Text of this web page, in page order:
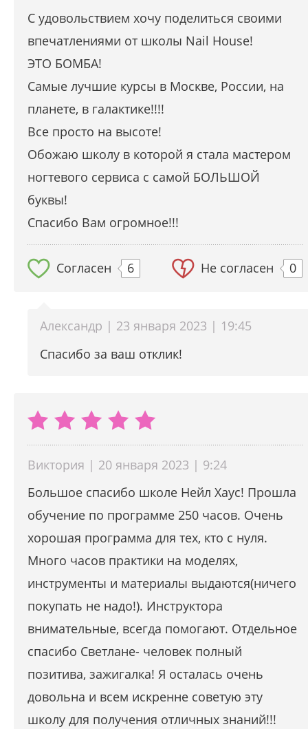
С удовольствием хочу поделиться своими
впечатлениями от школы Nail House!
ЭТО БОМБА!
Самые лучшие курсы в Москве, России, на
планете, в галактике!!!!
Все просто на высоте!
Обожаю школу в которой я стала мастером
ногтевого сервиса с самой БОЛЬШОЙ
буквы!
Спасибо Вам огромное!!!
Согласен 6 Не согласен 0
Александр | 23 января 2023 | 19:45
Спасибо за ваш отклик!
Виктория | 20 января 2023 | 9:24
Большое спасибо школе Нейл Хаус! Прошла
обучение по программе 250 часов. Очень
хорошая программа для тех, кто с нуля.
Много часов практики на моделях,
инструменты и материалы выдаются(ничего
покупать не надо!). Инструктора
внимательные, всегда помогают. Отдельное
спасибо Светлане- человек полный
позитива, зажигалка! Я осталась очень
довольна и всем искренне советую эту
школу для получения отличных знаний!!!